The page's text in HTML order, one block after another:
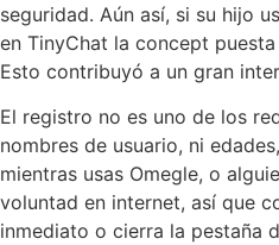
seguridad. Aún así, si su hijo
en TinyChat la concept
Esto contribuyó a un gran
El registro no es uno de los
nombres de usuario, ni
mientras usas Omegle, o
voluntad en internet, así que
inmediato o cierra la pestaña